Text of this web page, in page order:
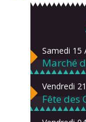
Samedi 15
Marché
Vendredi
Fête des